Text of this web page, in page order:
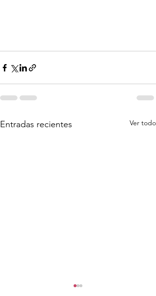
Entradas recientes Ver todo